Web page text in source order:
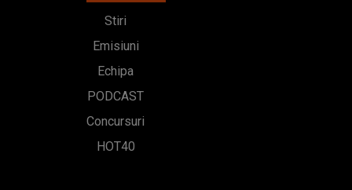
Stiri
Emisiuni
Echipa
PODCAST
Concursuri
HOT40